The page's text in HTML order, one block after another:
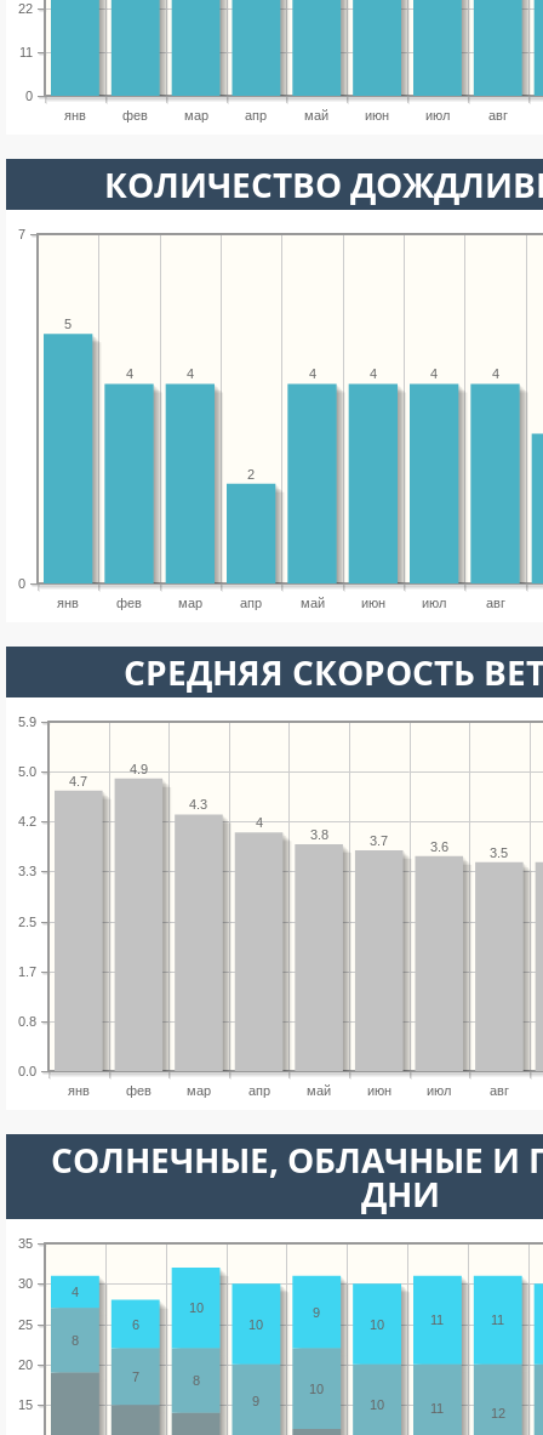
янв фев мар апр май июн июл авг
0
11
22
КОЛИЧЕСТВО
янв фев мар апр май июн июл авг
0
7
4
4
4
4
2
4
4
5
СРЕДНЯЯ СКОРОСТЬ
янв фев мар апр май июн июл авг
0.0
0.8
1.7
2.5
3.3
4.2
5.0
5.9
3.5
3.6
3.7
3.8
4
4.3
4.9
4.7
CОЛНЕЧНЫЕ, ОБЛАЧНЫЕ И
ДНИ
15
20
25
30
35
12
11
10
10
9
8
7
8
11
11
10
9
10
10
6
4